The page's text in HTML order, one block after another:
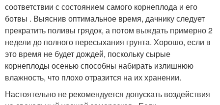
соответствии с состоянием самого корнеплода и его
ботвы . Выяснив оптимальное время, дачнику следует
прекратить поливы грядок, а потом выждать примерно 2
недели до полного пересыхания грунта. Хорошо, если в
это время не будет дождей, поскольку сырые
корнеплоды осенью способны набирать излишнюю
влажность, что плохо отразится на их хранении.
Настоятельно не рекомендуется допускать воздействия